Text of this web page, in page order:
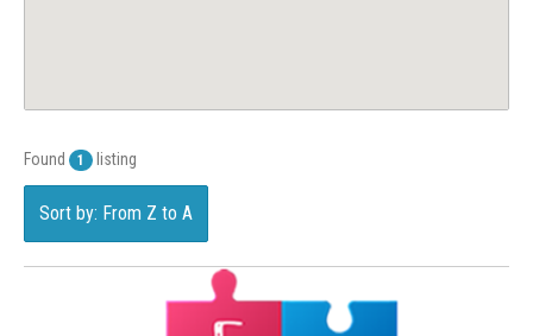
Found 1 listing
Sort by: From Z to A